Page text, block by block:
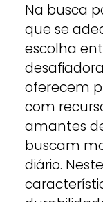
Na busca
que se
escolha
oferecem
com
amantes
buscam
diário.